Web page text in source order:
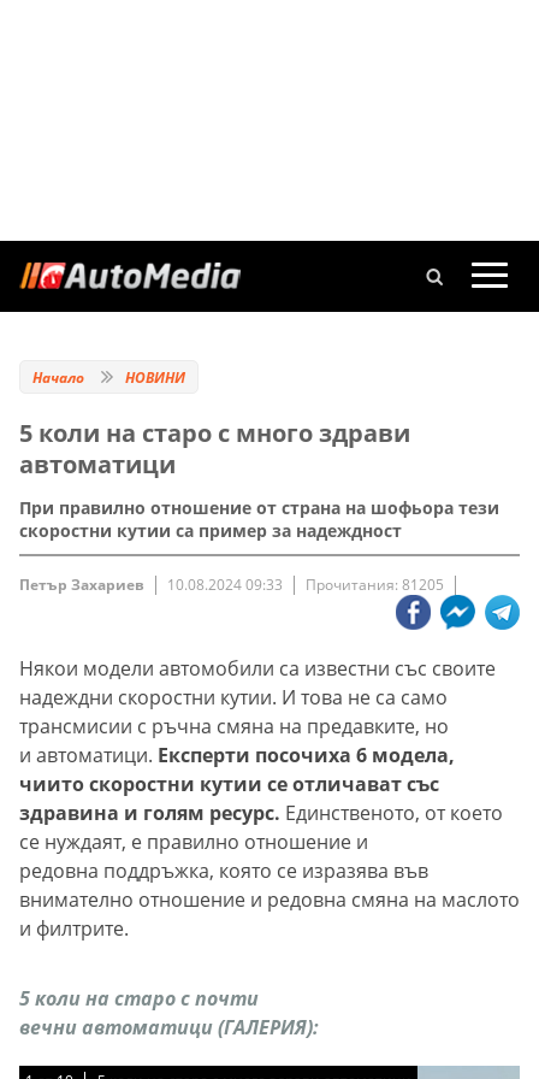
Начало НОВИНИ
5 коли на старо с много здрави
автоматици
При правилно отношение от страна на шофьора тези
скоростни кутии са пример за надеждност
Петър Захариев 10.08.2024 09:33 Прочитания: 81205
Някои модели автомобили са известни със своите
надеждни скоростни кутии. И това не са само
трансмисии с ръчна смяна на предавките, но
и автоматици. Експерти посочиха 6 модела,
чиито скоростни кутии се отличават със
здравина и голям ресурс. Единственото, от което
се нуждаят, е правилно отношение и
редовна поддръжка, която се изразява във
внимателно отношение и редовна смяна на маслото
и филтрите.
5 коли на старо с почти
вечни автоматици (ГАЛЕРИЯ):